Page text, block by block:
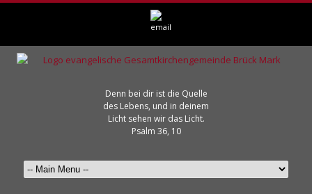
Denn bei dir ist die Quelle
des Lebens, und in deinem
Licht sehen wir das Licht.
Psalm 36, 10